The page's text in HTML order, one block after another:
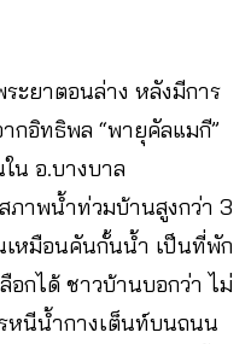
ะยาตอนล่าง หลังมีการ
กอิทธิพล “พายุคัลแมกี”
น อ.บางบาล
ภาพน้ำท่วมบ้านสูงกว่า 3
เหมือนคันกั้นน้ำ เป็นที่พัก
อกได้ ชาวบ้านบอกว่า ไม่
หนีน้ำกางเต็นท์บนถนน